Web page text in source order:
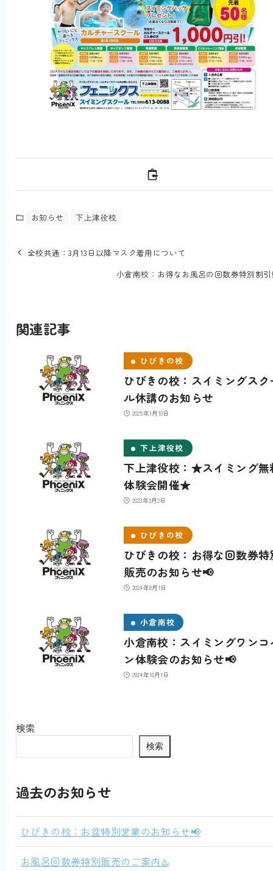
お知らせ 下上津役校
全校共通：3月13日以降マスク着用について
小倉南校：お得なお風呂の回数券特別割
関連記事
ひびきの校
ひびきの校：スイミングスク
ル休講のお知らせ
2025年1月10日
下上津役校
下上津役校：★スイミング無
体験会開催★
2023年3月2日
ひびきの校
ひびきの校：お得な回数券特
販売のお知らせ📢
2024年8月1日
小倉南校
小倉南校：スイミングワンコ
ン体験会のお知らせ📢
2024年10月1日
検索
検索
過去のお知らせ
ひびきの校：お盆特別営業のお知らせ📢
お風呂回数券特別販売のご案内♨️